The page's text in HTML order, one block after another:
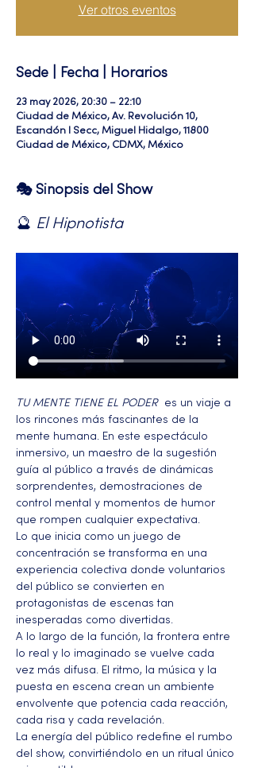
Ver otros eventos
Sede | Fecha | Horarios
23 may 2026, 20:30 – 22:10
Ciudad de México, Av. Revolución 10,
Escandón I Secc, Miguel Hidalgo, 11800
Ciudad de México, CDMX, México
🎭 Sinopsis del Show
🔮 El Hipnotista
TU MENTE TIENE EL PODER
es un viaje a
los rincones más fascinantes de la
mente humana. En este espectáculo
inmersivo, un maestro de la sugestión
guía al público a través de dinámicas
sorprendentes, demostraciones de
control mental y momentos de humor
que rompen cualquier expectativa.
Lo que inicia como un juego de
concentración se transforma en una
experiencia colectiva donde voluntarios
del público se convierten en
protagonistas de escenas tan
inesperadas como divertidas.
A lo largo de la función, la frontera entre
lo real y lo imaginado se vuelve cada
vez más difusa. El ritmo, la música y la
puesta en escena crean un ambiente
envolvente que potencia cada reacción,
cada risa y cada revelación.
La energía del público redefine el rumbo
del show, convirtiéndolo en un ritual único